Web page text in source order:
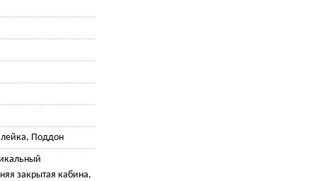
Поддон
закрытая кабина,